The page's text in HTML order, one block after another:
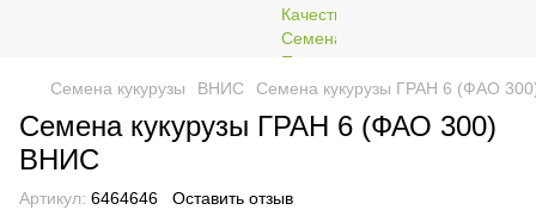
Семена кукурузы ВНИС Семена кукурузы ГРАН 6 (ФАО
Семена кукурузы ГРАН 6 (ФАО 300)
ВНИС
Артикул: 6464646 Оставить отзыв